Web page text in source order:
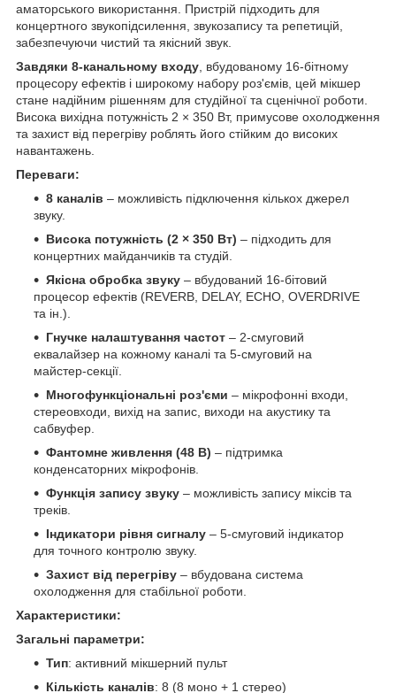
аматорського використання. Пристрій підходить для
концертного звукопідсилення, звукозапису та репетицій,
забезпечуючи чистий та якісний звук.
Завдяки 8-канальному входу , вбудованому 16-бітному
процесору ефектів і широкому набору роз'ємів, цей мікшер
стане надійним рішенням для студійної та сценічної роботи.
Висока вихідна потужність 2 × 350 Вт, примусове охолодження
та захист від перегріву роблять його стійким до високих
навантажень.
Переваги:
8 каналів – можливість підключення кількох джерел
звуку.
Висока потужність (2 × 350 Вт) – підходить для
концертних майданчиків та студій.
Якісна обробка звуку – вбудований 16-бітовий
процесор ефектів (REVERB, DELAY, ECHO, OVERDRIVE
та ін.).
Гнучке налаштування частот – 2-смуговий
еквалайзер на кожному каналі та 5-смуговий на
майстер-секції.
Многофункціональні роз'єми – мікрофонні входи,
стереовходи, вихід на запис, виходи на акустику та
сабвуфер.
Фантомне живлення (48 В) – підтримка
конденсаторних мікрофонів.
Функція запису звуку – можливість запису міксів та
треків.
Індикатори рівня сигналу – 5-смуговий індикатор
для точного контролю звуку.
Захист від перегріву – вбудована система
охолодження для стабільної роботи.
Характеристики:
Загальні параметри:
Тип: активний мікшерний пульт
Кількість каналів: 8 (8 моно + 1 стерео)